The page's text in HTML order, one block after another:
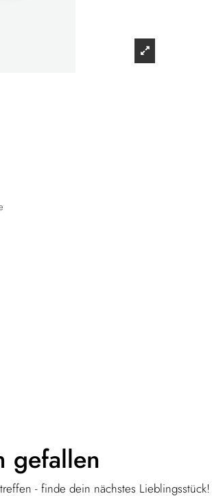
gefallen
- finde dein nächstes Lieblingsstück!